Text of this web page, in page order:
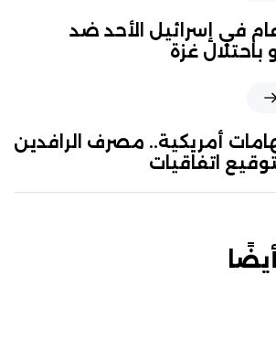
في إسرائيل الأحد ضد
باحتلال غزة
أمريكية.. مصرف الرافدين
اتفاقيات